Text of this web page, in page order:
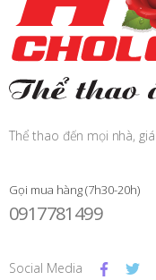
Thể thao đến mọi nhà,
Gọi mua hàng (7h30-20h)
0917781499
Social Media